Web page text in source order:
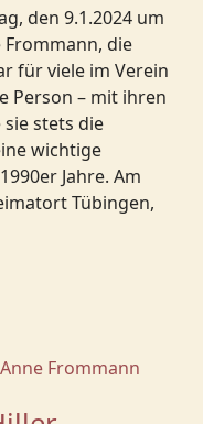
den 9.1.2024 um
Frommann, die
für viele im Verein
Person – mit ihren
stets die
wichtige
Jahre. Am
Tübingen,
Anne Frommann